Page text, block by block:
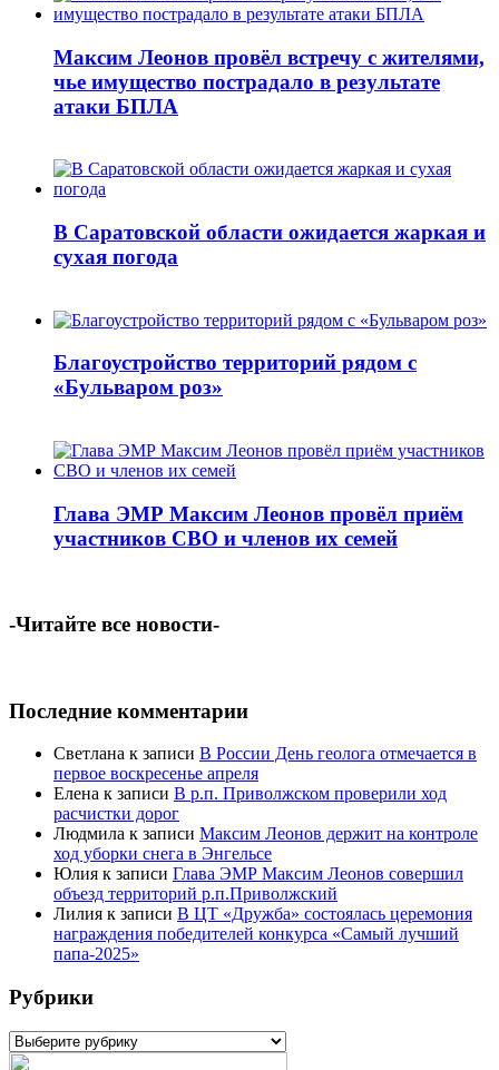
Максим Леонов провёл встречу с жителями,
чье имущество пострадало в результате
атаки БПЛА
В Саратовской области ожидается жаркая и
сухая погода
Благоустройство территорий рядом с
«Бульваром роз»
Глава ЭМР Максим Леонов провёл приём
участников СВО и членов их семей
-Читайте все новости-
Последние комментарии
Светлана к записи В России День геолога отмечается в
первое воскресенье апреля
Елена к записи В р.п. Приволжском проверили ход
расчистки дорог
Людмила к записи Максим Леонов держит на контроле
ход уборки снега в Энгельсе
Юлия к записи Глава ЭМР Максим Леонов совершил
объезд территорий р.п.Приволжский
Лилия к записи В ЦТ «Дружба» состоялась церемония
награждения победителей конкурса «Самый лучший
папа-2025»
Рубрики
Рубрики